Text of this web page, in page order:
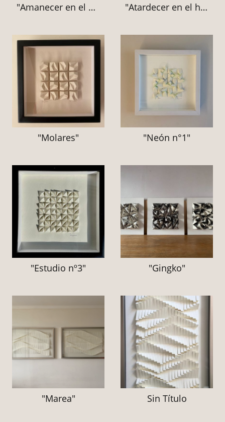
"Amanecer en el horizonte" "Atardecer en el horizonte"
"Molares" "Neón n°1"
"Estudio nº3" "Gingko"
"Marea" Sin Título